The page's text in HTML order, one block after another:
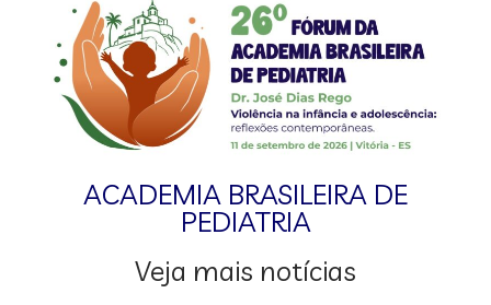
ACADEMIA BRASILEIRA DE
PEDIATRIA
Veja mais notícias